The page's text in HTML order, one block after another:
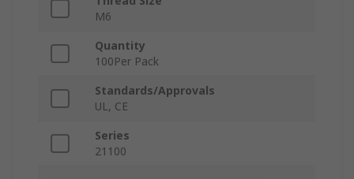
M6
Quantity
100Per Pack
Standards/Approvals
UL, CE
Series
21100